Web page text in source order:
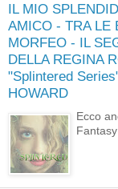
IL MIO
AMICO - TRA LE
MORFEO - IL
DELLA REGINA
"Splintered
HOWARD
Ecco